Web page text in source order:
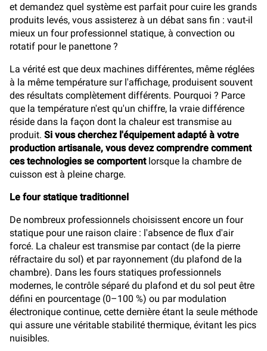
et demandez quel système est parfait pour cuire les grands
produits levés, vous assisterez à un débat sans fin : vaut-il
mieux un four professionnel statique, à convection ou
rotatif pour le panettone ?
La vérité est que deux machines différentes, même réglées
à la même température sur l'affichage, produisent souvent
des résultats complètement différents. Pourquoi ? Parce
que la température n'est qu'un chiffre, la vraie différence
réside dans la façon dont la chaleur est transmise au
produit. Si vous cherchez l'équipement adapté à votre
production artisanale, vous devez comprendre comment
ces technologies se comportentlorsque la chambre de
cuisson est à pleine charge.
Le four statique traditionnel
De nombreux professionnels choisissent encore un four
statique pour une raison claire : l'absence de flux d'air
forcé. La chaleur est transmise par contact (de la pierre
réfractaire du sol) et par rayonnement (du plafond de la
chambre). Dans les fours statiques professionnels
modernes, le contrôle séparé du plafond et du sol peut être
défini en pourcentage (0–100 %) ou par modulation
électronique continue, cette dernière étant la seule méthode
qui assure une véritable stabilité thermique, évitant les pics
nuisibles.